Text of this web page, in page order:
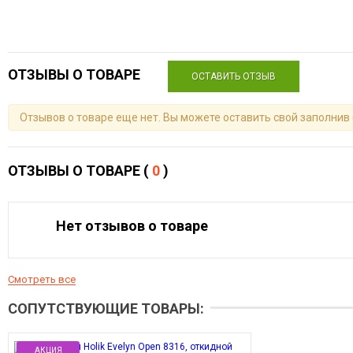
ОТЗЫВЫ О ТОВАРЕ ОСТАВИТЬ ОТЗЫВ
Отзывов о товаре еще нет. Вы можете оставить свой заполнив
ОТЗЫВЫ О ТОВАРЕ ( 0)
Нет отзывов о товаре
Смотреть все
СОПУТСТВУЮЩИЕ ТОВАРЫ:
АКЦИЯ